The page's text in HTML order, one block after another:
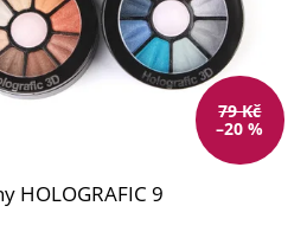
79 Kč
–20 %
HOLOGRAFIC 9